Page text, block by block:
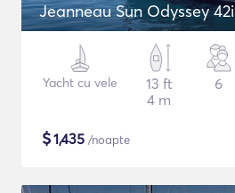
Jeanneau Sun Odyssey 42i
Yacht cu vele
13 ft
4 m
6
$1,435 /noapte